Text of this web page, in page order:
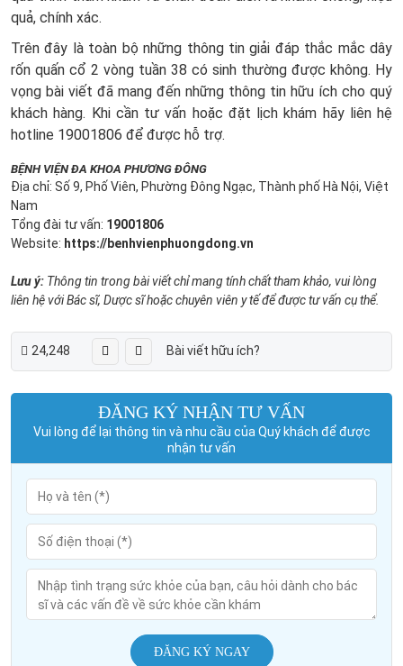
quả, chính xác.
Trên đây là toàn bộ những thông tin giải đáp thắc mắc dây
rốn quấn cổ 2 vòng tuần 38 có sinh thường được không. Hy
vọng bài viết đã mang đến những thông tin hữu ích cho quý
khách hàng. Khi cần tư vấn hoặc đặt lịch khám hãy liên hệ
hotline 19001806 để được hỗ trợ.
BỆNH VIỆN ĐA KHOA PHƯƠNG ĐÔNG
Địa chỉ: Số 9, Phố Viên, Phường Đông Ngạc, Thành phố Hà Nội, Việt
Nam
Tổng đài tư vấn: 19001806
Website: https://benhvienphuongdong.vn
Lưu ý: Thông tin trong bài viết chỉ mang tính chất tham khảo, vui lòng
liên hệ với Bác sĩ, Dược sĩ hoặc chuyên viên y tế để được tư vấn cụ thể.
24,248 Bài viết hữu ích?
ĐĂNG KÝ NHẬN TƯ VẤN
Vui lòng để lại thông tin và nhu cầu của Quý khách để được
nhận tư vấn
ĐĂNG KÝ NGAY